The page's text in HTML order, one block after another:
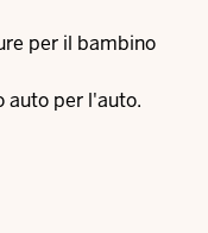
per il bambino
auto per l'auto.